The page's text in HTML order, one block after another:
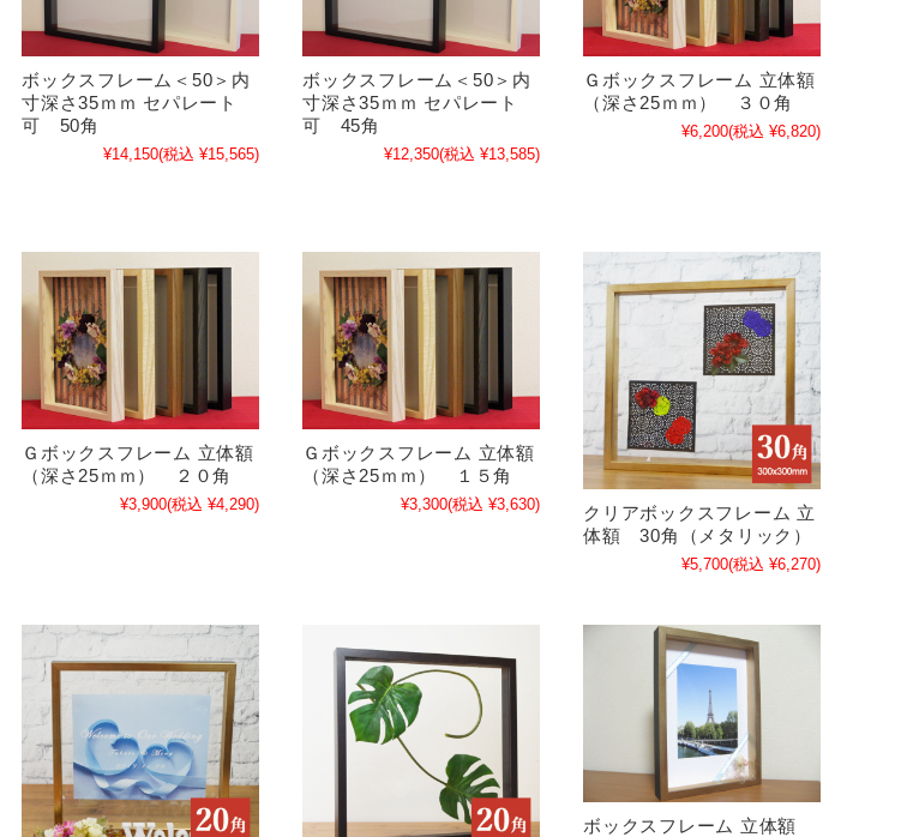
ボックスフレーム＜50＞内
寸深さ35ｍｍ セパレート
可 50角
¥14,150(税込 ¥15,565)
ボックスフレーム＜50＞内
寸深さ35ｍｍ セパレート
可 45角
¥12,350(税込 ¥13,585)
Ｇボックスフレーム 立体額
（深さ25ｍｍ） ３０角
¥6,200(税込 ¥6,820)
Ｇボックスフレーム 立体額
（深さ25ｍｍ） ２０角
¥3,900(税込 ¥4,290)
Ｇボックスフレーム 立体額
（深さ25ｍｍ） １５角
¥3,300(税込 ¥3,630)
クリアボックスフレーム 立
体額 30角（メタリック）
¥5,700(税込 ¥6,270)
ボックスフレーム 立体額